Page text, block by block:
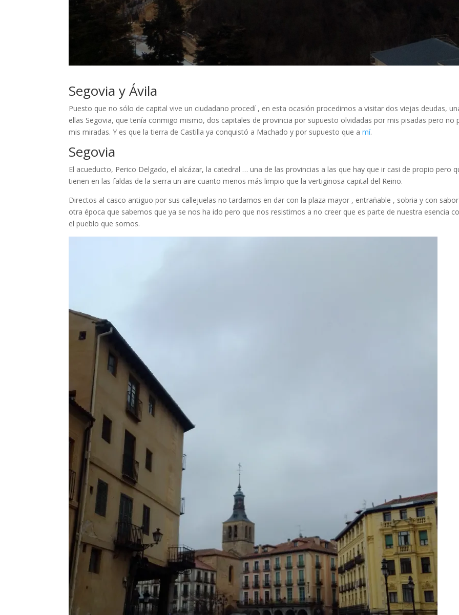
Segovia y Ávila
Puesto que no sólo de capital vive un ciudadano procedí , en esta ocasión procedimos a visitar dos viejas deudas,
ellas Segovia, que tenía conmigo mismo, dos capitales de provincia por supuesto olvidadas por mis pisadas pero no
mis miradas. Y es que la tierra de Castilla ya conquistó a Machado y por supuesto que amí.
Segovia
El acueducto, Perico Delgado, el alcázar, la catedral … una de las provincias a las que hay que ir casi de propio pero
tienen en las faldas de la sierra un aire cuanto menos más limpio que la vertiginosa capital del Reino.
Directos al casco antiguo por sus callejuelas no tardamos en dar con la plaza mayor , entrañable , sobria y con
otra época que sabemos que ya se nos ha ido pero que nos resistimos a no creer que es parte de nuestra esencia
el pueblo que somos.